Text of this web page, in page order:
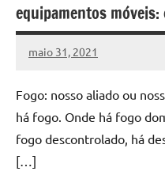
equipamentos
maio 31, 2021
DafoBrasil
Nenhum
Fogo: nosso aliado ou
há fogo. Onde há fogo
fogo descontrolado, há
[…]